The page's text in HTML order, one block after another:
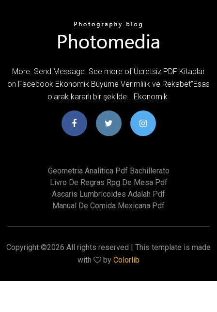
More. Send Message. See more of Ücretsiz PDF Kitaplar
on Facebook Ekonomik Büyüme Verimlilik ve Rekabet“Esas
olarak kararlı bir şekilde… Ekonomik
Geometria Analitica Pdf Bachillerato
Livro De Regras Rpg De Mesa Pdf
Ascaris Lumbricoides Adalah Pdf
Manual De Comida Mexicana Pdf
Copyright ©2026 All rights reserved | This template is made
with
by Colorlib